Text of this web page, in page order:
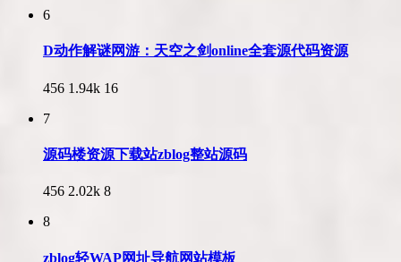
6
D动作解谜网游：天空之剑online全套源代码资源
456 1.94k 16
7
源码楼资源下载站zblog整站源码
456 2.02k 8
8
zblog轻WAP网址导航网站模板